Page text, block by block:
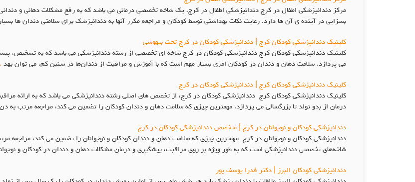
مرکز دندانپزشکی اطفال در کرج دندانپزشکی اطفال در کرج، یک شاخه تخصصی درمانی می باشد که به رفع مشکلات دهانی و
بسزایی در آینده ی آن ها دارد. رعایت نکات بهداشتی توسط کودکان و مراجعه مکرر آنها به دندانپزشک برای سلامتی دندان ها
کلینیک دندانپزشکی کودکان کرج | دندانپزشکی کودکان در کرج تحت بیهوشی
کلینیک دندانپزشکی کودکان کرج دندانپزشکی کودکان در کرج شاخه ای تخصصی از رشته دندانپزشکی می باشد که به تشخیص،
می پردازد. سلامت دهان و دندان در کودکان امری بسیار مهم است که با آموزش و مراقبت از دندان‌ها در سنین کم، می توان بهد
کلینیک دندانپزشکی کودکان کرج | دندانپزشکی کودکان در کرج
کلینیک دندانپزشکی کودکان کرج دندانپزشکی کودکان در کرج، از تخصص های اصلی رشته دندانپزشکی می باشد که به ارائه
درمان از بدو تولد تا بزرگسالی می پردازد. مهمترین چیزی که سلامت دهان و دندان کودکان را تضمین می کند، مراجعه مرتب به دن
دندانپزشکی کودکان و نوجوانان در کرج | متخصص دندانپزشکی کودکان در کرج
دندانپزشکی کودکان و نوجوانان در کرج مهمترین چیزی که سلامت دهان و دندان کودکان و نوجوانان را تضمین می کند،
شاخه‌های تخصصی دندانپزشکی است که به طور ویژه بر روی مراقبت، پیشگیری و درمان مشکلات دهان و دندان در کودکان و
دندانپزشکی کودکان البرز | دکتر فدرا یوسف پور